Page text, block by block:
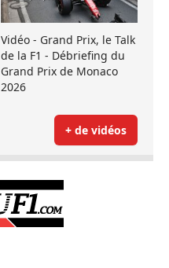
Vidéo - Grand Prix, le Talk
de la F1 - Débriefing du
Grand Prix de Monaco
2026
+ de vidéos